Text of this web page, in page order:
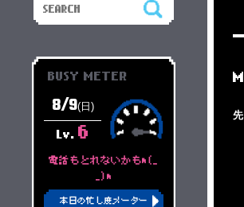
BUSY METER
8/9(日)
Lv. 6
電話もとれないかもm(_
_)m
本日の忙し度メーター